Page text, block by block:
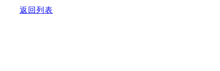
返回列表